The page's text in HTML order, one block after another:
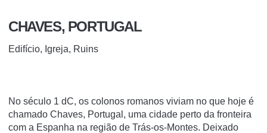
CHAVES, PORTUGAL
Edifício, Igreja, Ruins
No século 1 dC, os colonos romanos viviam no que hoje é
chamado Chaves, Portugal, uma cidade perto da fronteira
com a Espanha na região de Trás-os-Montes. Deixado